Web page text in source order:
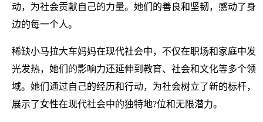
动，为社会贡献自己的力量。她们的善良和坚韧，感动了身
边的每一个人。
稀缺小马拉大车妈妈在现代社会中，不仅在职场和家庭中发
光发热，她们的影响力还延伸到教育、社会和文化等多个领
域。她们通过自己的经历和行动，为社会树立了新的标杆，
展示了女性在现代社会中的独特地?位和无限潜力。